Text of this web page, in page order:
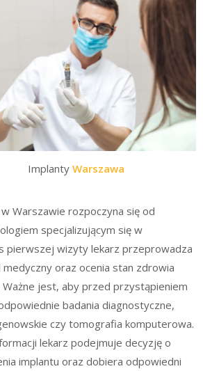
Implanty Warszawa
Warszawie rozpoczyna się od
specjalizującym się w
pierwszej wizyty lekarz przeprowadza
oraz ocenia stan zdrowia
jest, aby przed przystąpieniem
badania diagnostyczne,
czy tomografia komputerowa.
lekarz podejmuje decyzję o
implantu oraz dobiera odpowiedni